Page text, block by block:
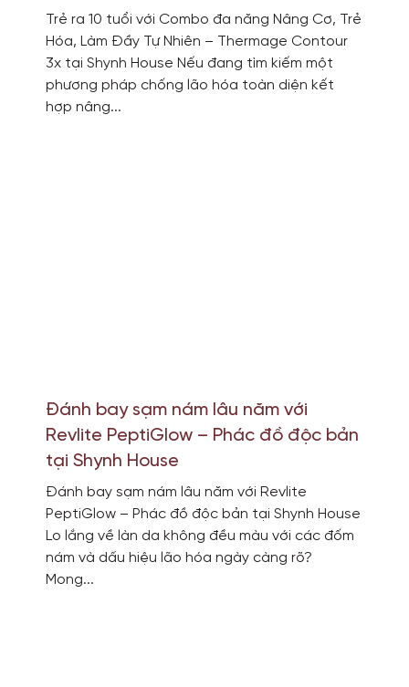
Trẻ ra 10 tuổi với Combo đa năng Nâng Cơ, Trẻ
Hóa, Làm Đầy Tự Nhiên – Thermage Contour
3x tại Shynh House Nếu đang tìm kiếm một
phương pháp chống lão hóa toàn diện kết
hợp nâng...
Đánh bay sạm nám lâu năm với
Revlite PeptiGlow – Phác đồ độc bản
tại Shynh House
Đánh bay sạm nám lâu năm với Revlite
PeptiGlow – Phác đồ độc bản tại Shynh House
Lo lắng về làn da không đều màu với các đốm
nám và dấu hiệu lão hóa ngày càng rõ?
Mong...